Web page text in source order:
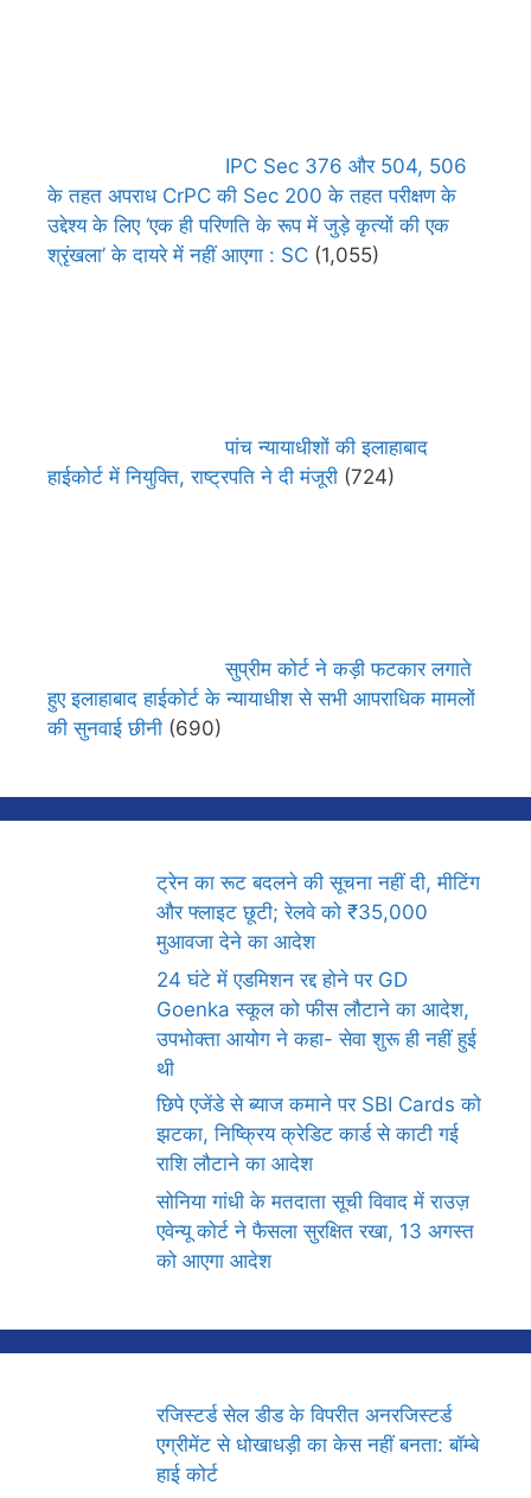
IPC Sec 376 और 504, 506
के तहत अपराध CrPC की Sec 200 के तहत परीक्षण के
उद्देश्य के लिए ‘एक ही परिणति के रूप में जुड़े कृत्यों की एक
श्रृंखला’ के दायरे में नहीं आएगा : SC (1,055)
पांच न्यायाधीशों की इलाहाबाद
हाईकोर्ट में नियुक्ति, राष्ट्रपति ने दी मंजूरी (724)
सुप्रीम कोर्ट ने कड़ी फटकार लगाते
हुए इलाहाबाद हाईकोर्ट के न्यायाधीश से सभी आपराधिक मामलों
की सुनवाई छीनी (690)
ट्रेन का रूट बदलने की सूचना नहीं दी, मीटिंग
और फ्लाइट छूटी; रेलवे को ₹35,000
मुआवजा देने का आदेश
24 घंटे में एडमिशन रद्द होने पर GD
Goenka स्कूल को फीस लौटाने का आदेश,
उपभोक्ता आयोग ने कहा- सेवा शुरू ही नहीं हुई
थी
छिपे एजेंडे से ब्याज कमाने पर SBI Cards को
झटका, निष्क्रिय क्रेडिट कार्ड से काटी गई
राशि लौटाने का आदेश
सोनिया गांधी के मतदाता सूची विवाद में राउज़
एवेन्यू कोर्ट ने फैसला सुरक्षित रखा, 13 अगस्त
को आएगा आदेश
रजिस्टर्ड सेल डीड के विपरीत अनरजिस्टर्ड
एग्रीमेंट से धोखाधड़ी का केस नहीं बनता: बॉम्बे
हाई कोर्ट